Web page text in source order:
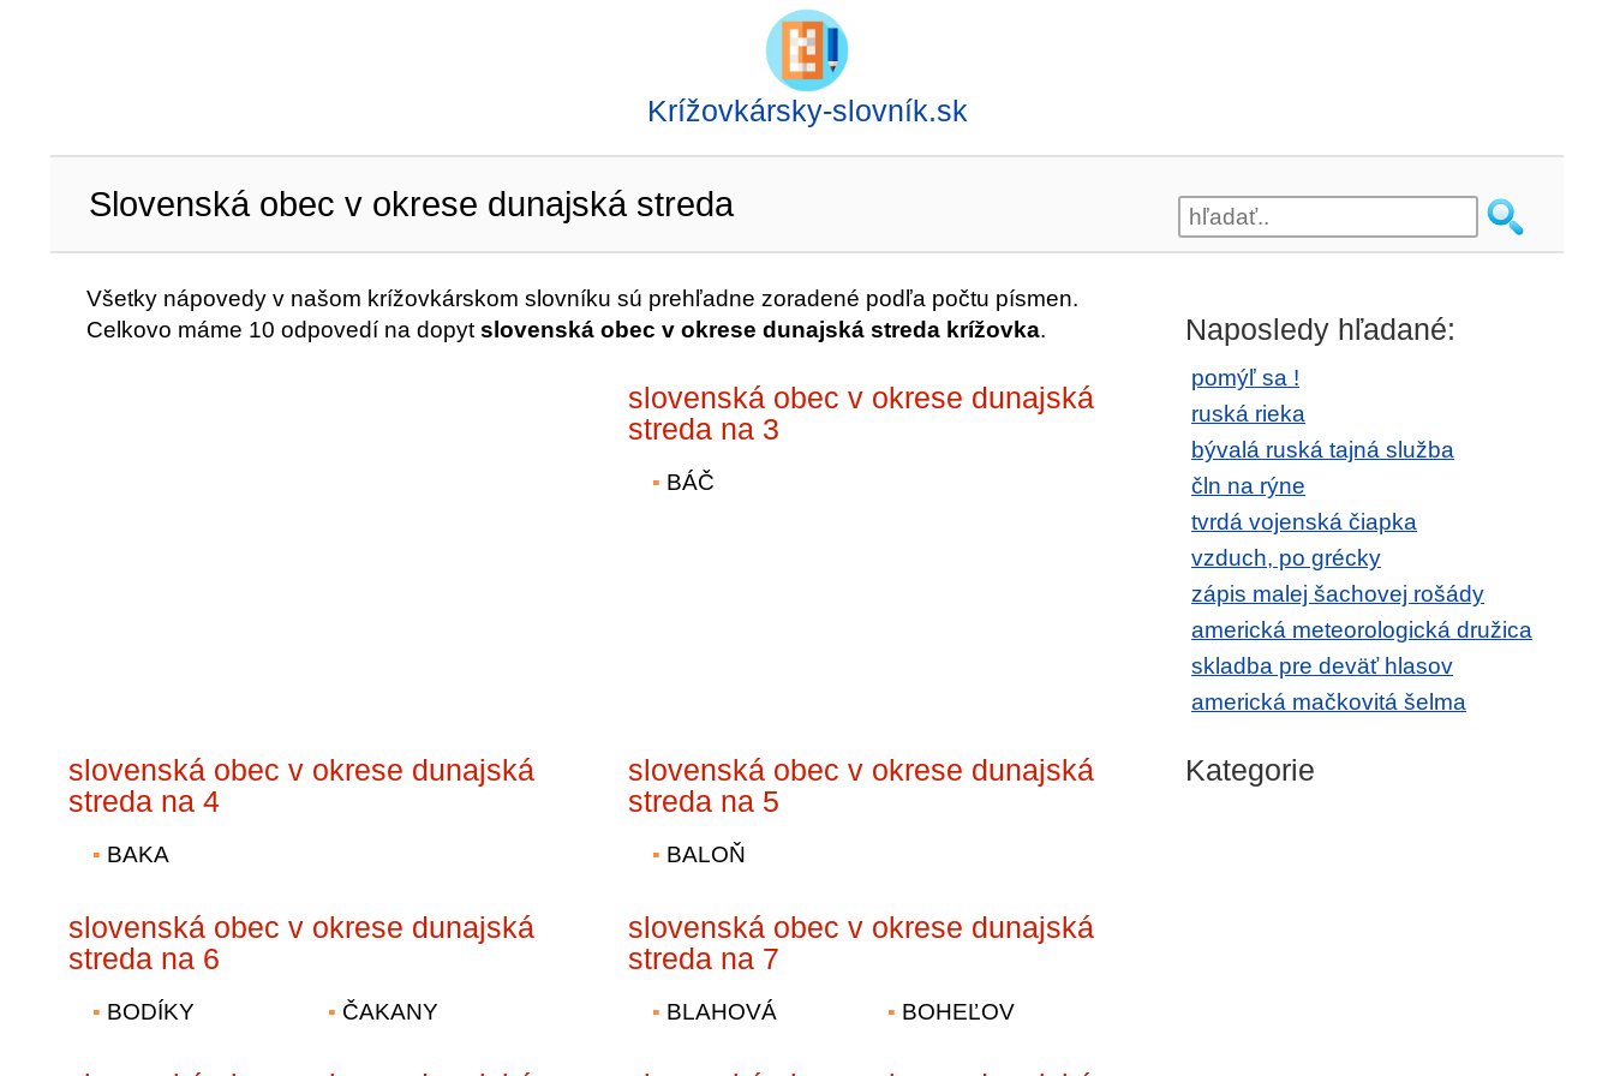
Krížovkársky-slovník.sk
Slovenská obec v okrese dunajská streda
Všetky nápovedy v našom krížovkárskom slovníku sú prehľadne zoradené podľa počtu písmen.
Celkovo máme 10 odpovedí na dopyt slovenská obec v okrese dunajská streda krížovka.
slovenská obec v okrese dunajská
streda na 3
BÁČ
slovenská obec v okrese dunajská
streda na 4
BAKA
slovenská obec v okrese dunajská
streda na 5
BALOŇ
slovenská obec v okrese dunajská
streda na 6
BODÍKY ČAKANY
slovenská obec v okrese dunajská
streda na 7
BLAHOVÁ BOHEĽOV
Naposledy hľadané:
pomýľ sa !
ruská rieka
bývalá ruská tajná služba
čln na rýne
tvrdá vojenská čiapka
vzduch, po grécky
zápis malej šachovej rošády
americká meteorologická družica
skladba pre deväť hlasov
americká mačkovitá šelma
Kategorie